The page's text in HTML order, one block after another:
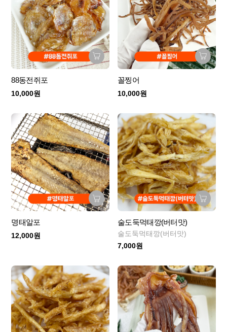
88동전쥐포
10,000원
꼴찡어
10,000원
명태알포
12,000원
술도둑먹태깡(버터맛)
술도둑먹태깡(버터맛)
7,000원